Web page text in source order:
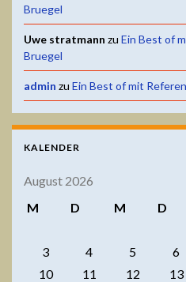
Bruegel
Uwe stratmann zu Ein Best of
Bruegel
admin zu Ein Best of mit
KALENDER
August 2026
M
D M D
3
4 5 6
10
11 12 13